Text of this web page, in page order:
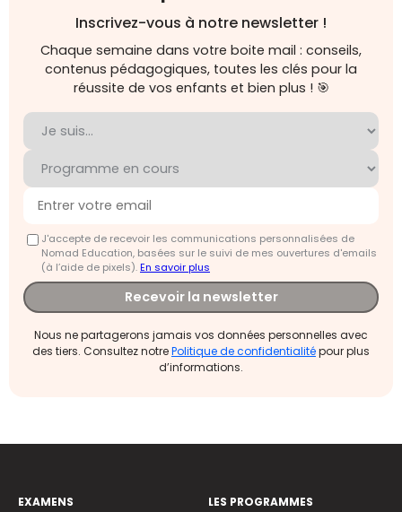
Inscrivez-vous à notre newsletter !
Chaque semaine dans votre boite mail : conseils,
contenus pédagogiques, toutes les clés pour la
réussite de vos enfants et bien plus ! 🎯
J'accepte de recevoir les communications personnalisées de
Nomad Education, basées sur le suivi de mes ouvertures d'emails
(à l’aide de pixels).En savoir plus
Recevoir la newsletter
Nous ne partagerons jamais vos données personnelles avec
des tiers. Consultez notrePolitique de confidentialitépour plus
d’informations.
EXAMENS
LES PROGRAMMES